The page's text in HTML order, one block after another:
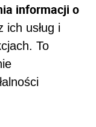
informacji o
ich usług i
To